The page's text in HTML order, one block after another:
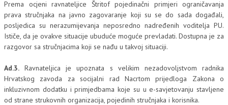
Prema ocjeni ravnateljice Štritof pojedinačni primjeri ograničavanja
prava stručnjaka na javno zagovaranje koji su se do sada događali,
posljedica su nerazumijevanja neposredno nadređenih voditelja PU.
Ističe, da je ovakve situacije ubuduće moguće prevladati. Dostupna je za
razgovor sa stručnjacima koji se nađu u takvoj situaciji.
Ad.3. Ravnateljica je upoznata s velikim nezadovoljstvom radnika
Hrvatskog zavoda za socijalni rad Nacrtom prijedloga Zakona o
inkluzivnom dodatku i primjedbama koje su u e-savjetovanju stavljene
od strane strukovnih organizacija, pojedinih stručnjaka i korisnika.